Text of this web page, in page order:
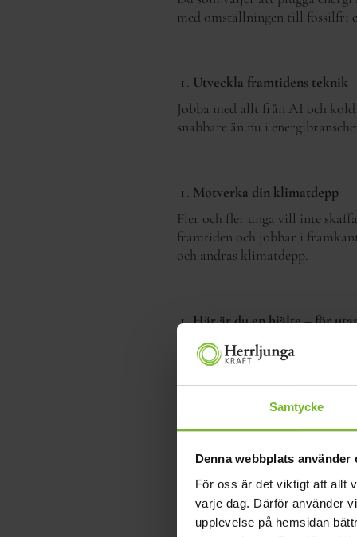
Samtycke
Denna webbplats använder
För oss är det viktigt att allt
varje dag. Därför använder
upplevelse på hemsidan
med omställningen till fossilfri
Utveckla framtidens teknik
Jobba med allt från AI och
snabbare än nu i
Motverka din klimatdepp
Fler och fler unga vill inte
framtiden och jobbar i
och andras klimatdepp.
Här är du en hjälte – för
Respiratorerna på sjukhusen
energi. Var med och säkra
Bidra till Sveriges säkerhet
Världsläget är oroligt med
i händelse av kris eller krig.